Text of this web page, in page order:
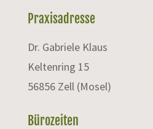
Praxisadresse
Dr. Gabriele Klaus
Keltenring 15
56856 Zell (Mosel)
Bürozeiten